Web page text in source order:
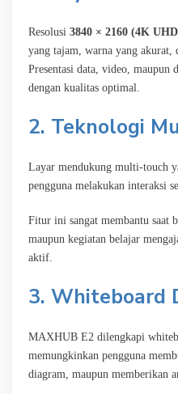
Resolusi 3840 × 2160 (4K
yang tajam, warna yang akurat,
Presentasi data, video, maupun
dengan kualitas optimal.
2. Teknologi
Layar mendukung multi-touch
pengguna melakukan interaksi
Fitur ini sangat membantu saat
maupun kegiatan belajar
aktif.
3.
MAXHUB E2 dilengkapi
memungkinkan pengguna
diagram, maupun memberikan